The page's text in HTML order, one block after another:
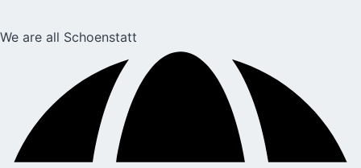
We are all Schoenstatt